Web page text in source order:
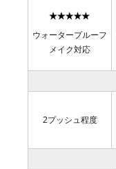
ウォータープルーフ
メイク対応
2プッシュ程度